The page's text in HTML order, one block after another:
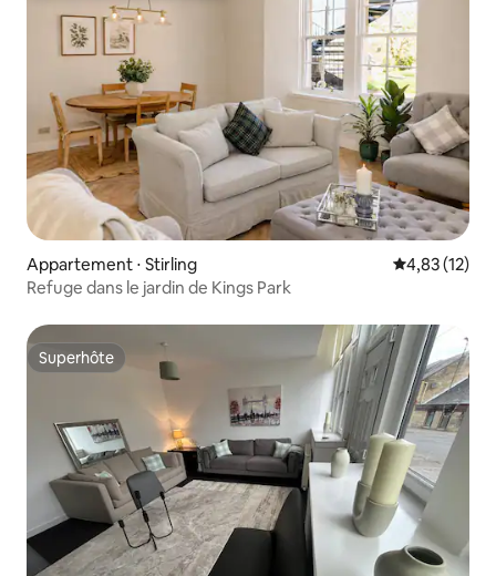
Appartement ⋅ Stirling Évaluation
4,83 (12)
Refuge dans le jardin de Kings Park
Superhôte
Superhôte